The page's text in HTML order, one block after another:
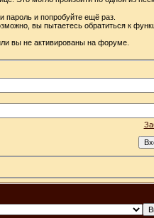
и попробуйте ещё раз.
вы пытаетесь обратиться к
вы не активированы на форуме.